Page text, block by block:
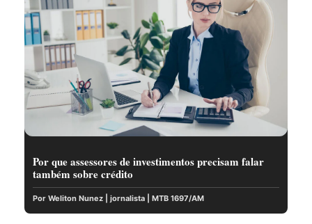
Por que assessores de investimentos precisam falar
também sobre crédito
Por Weliton Nunez | jornalista | MTB 1697/AM